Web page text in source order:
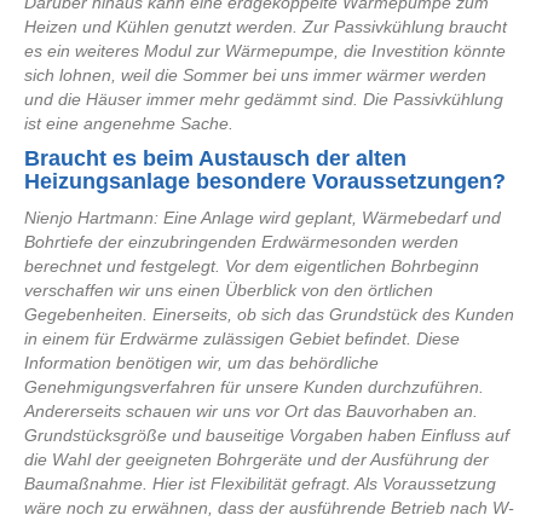
Heizen und Kühlen genutzt werden. Zur Passivkühlung braucht
es ein weiteres Modul zur Wärmepumpe, die Investition könnte
sich lohnen, weil die Sommer bei uns immer wärmer werden
und die Häuser immer mehr gedämmt sind. Die Passivkühlung
ist eine angenehme Sache.
Braucht es beim Austausch der alten
Heizungsanlage besondere Voraussetzungen?
Nienjo Hartmann: Eine Anlage wird geplant, Wärmebedarf und
Bohrtiefe der einzubringenden Erdwärmesonden werden
berechnet und festgelegt. Vor dem eigentlichen Bohrbeginn
verschaffen wir uns einen Überblick von den örtlichen
Gegebenheiten. Einerseits, ob sich das Grundstück des Kunden
in einem für Erdwärme zulässigen Gebiet befindet. Diese
Information benötigen wir, um das behördliche
Genehmigungsverfahren für unsere Kunden durchzuführen.
Andererseits schauen wir uns vor Ort das Bauvorhaben an.
Grundstücksgröße und bauseitige Vorgaben haben Einfluss auf
die Wahl der geeigneten Bohrgeräte und der Ausführung der
Baumaßnahme. Hier ist Flexibilität gefragt. Als Voraussetzung
wäre noch zu erwähnen, dass der ausführende Betrieb nach W-